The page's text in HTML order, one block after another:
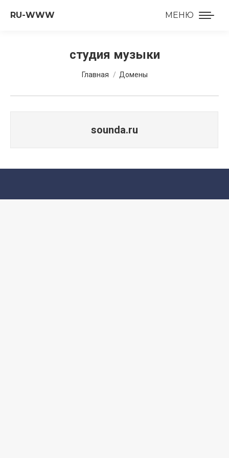
МЕНЮ
RU-WWW
студия музыки
Вы здесь:
Главная Домены
sounda.ru